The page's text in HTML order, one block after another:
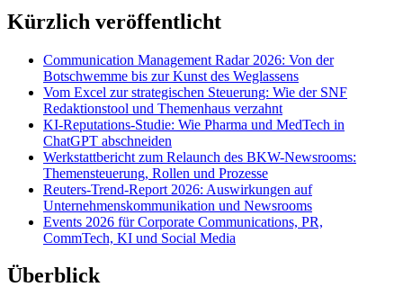
Kürzlich veröffentlicht
Communication Management Radar 2026: Von der
Botschwemme bis zur Kunst des Weglassens
Vom Excel zur strategischen Steuerung: Wie der SNF
Redaktionstool und Themenhaus verzahnt
KI-Reputations-Studie: Wie Pharma und MedTech in
ChatGPT abschneiden
Werkstattbericht zum Relaunch des BKW-Newsrooms:
Themensteuerung, Rollen und Prozesse
Reuters-Trend-Report 2026: Auswirkungen auf
Unternehmenskommunikation und Newsrooms
Events 2026 für Corporate Communications, PR,
CommTech, KI und Social Media
Überblick